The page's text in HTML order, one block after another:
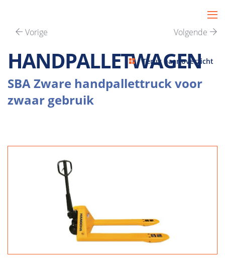
Vorige Volgende
Terug naar overzicht
HANDPALLETWAGEN
SBA Zware handpallettruck voor
zwaar gebruik